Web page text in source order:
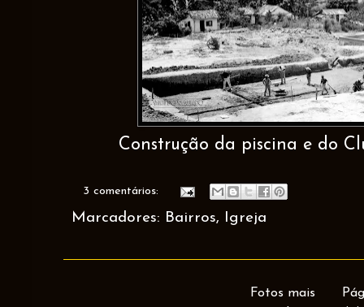
Construção da piscina e do
3 comentários:
Marcadores: Bairros, Igreja
Fotos mais